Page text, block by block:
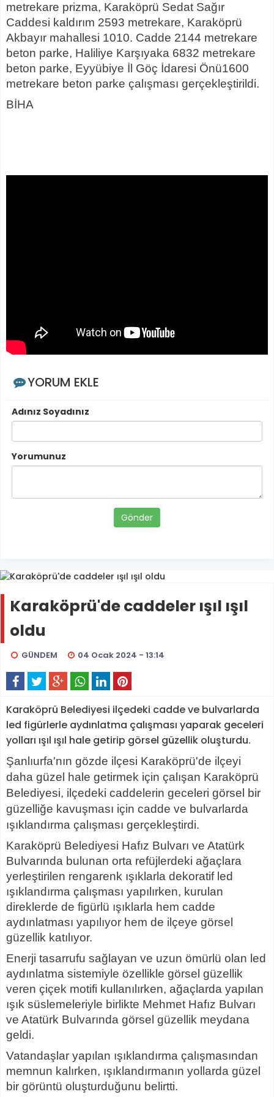
metrekare prizma, Karaköprü Sedat Sağır
Caddesi kaldırım 2593 metrekare, Karaköprü
Akbayır mahallesi 1010. Cadde 2144 metrekare
beton parke, Haliliye Karşıyaka 6832 metrekare
beton parke, Eyyübiye İl Göç İdaresi Önü1600
metrekare beton parke çalışması gerçekleştirildi.
BİHA
YORUM EKLE
Adınız Soyadınız
Yorumunuz
Gönder
Karaköprü'de caddeler ışıl ışıl
oldu
GÜNDEM 04 Ocak 2024 - 13:14
Karaköprü Belediyesi ilçedeki cadde ve bulvarlarda
led figürlerle aydınlatma çalışması yaparak geceleri
yolları ışıl ışıl hale getirip görsel güzellik oluşturdu.
Şanlıurfa'nın gözde ilçesi Karaköprü'de ilçeyi
daha güzel hale getirmek için çalışan Karaköprü
Belediyesi, ilçedeki caddelerin geceleri görsel bir
güzelliğe kavuşması için cadde ve bulvarlarda
ışıklandırma çalışması gerçekleştirdi.
Karaköprü Belediyesi Hafız Bulvarı ve Atatürk
Bulvarında bulunan orta refüjlerdeki ağaçlara
yerleştirilen rengarenk ışıklarla dekoratif led
ışıklandırma çalışması yapılırken, kurulan
direklerde de figürlü ışıklarla hem cadde
aydınlatması yapılıyor hem de ilçeye görsel
güzellik katılıyor.
Enerji tasarrufu sağlayan ve uzun ömürlü olan led
aydınlatma sistemiyle özellikle görsel güzellik
veren çiçek motifi kullanılırken, ağaçlarda yapılan
ışık süslemeleriyle birlikte Mehmet Hafız Bulvarı
ve Atatürk Bulvarında görsel güzellik meydana
geldi.
Vatandaşlar yapılan ışıklandırma çalışmasından
memnun kalırken, ışıklandırmanın yollarda güzel
bir görüntü oluşturduğunu belirtti.